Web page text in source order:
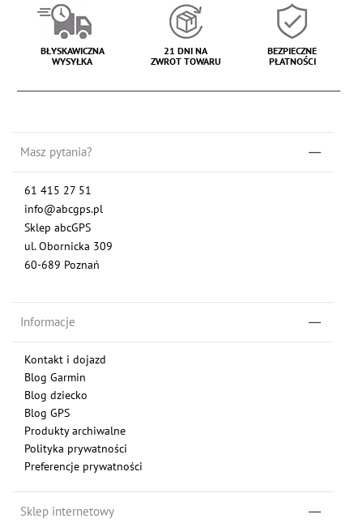
BŁYSKAWICZNA
WYSYŁKA
21 DNI NA
ZWROT TOWARU
BEZPIECZNE
PŁATNOŚCI
Masz pytania?
61 415 27 51
info@abcgps.pl
Sklep abcGPS
ul. Obornicka 309
60-689 Poznań
Informacje
Kontakt i dojazd
Blog Garmin
Blog dziecko
Blog GPS
Produkty archiwalne
Polityka prywatności
Preferencje prywatności
Sklep internetowy